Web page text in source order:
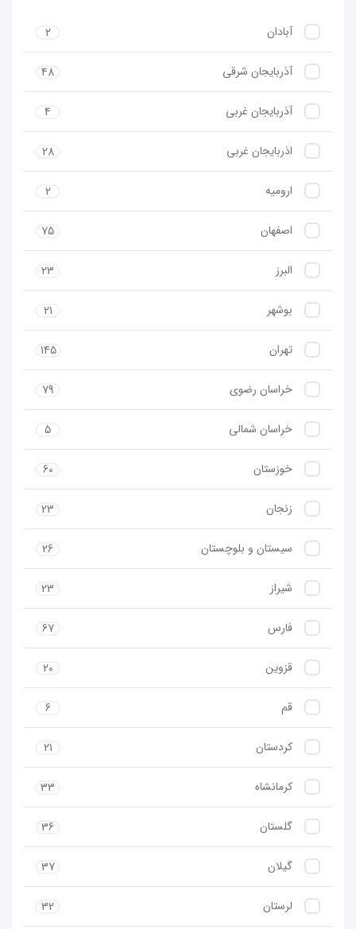
آبادان 2
آذربایجان شرقی 48
آذربایجان غربی 4
اذربایجان غربی 28
ارومیه 2
اصفهان 75
البرز 23
بوشهر 21
تهران 145
خراسان رضوی 79
خراسان شمالی 5
خوزستان 60
زنجان 23
سیستان و بلوچستان 26
شیراز 23
فارس 67
قزوین 20
قم 6
کردستان 21
کرمانشاه 33
گلستان 36
گیلان 37
لرستان 32